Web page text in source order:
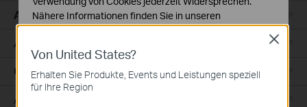
Access
Access Pro
GPON
Agile
Von United States?
Erhalten Sie Produkte, Events und Leistungen speziell
für Ihre Region
Close
Nähere Informationen finden Sie in unseren
Datenschutzhinweisen.
Notwendige Cookies
Diese Cookies sind zur Funktion der Website
erforderlich und können in Ihren Systemen nicht